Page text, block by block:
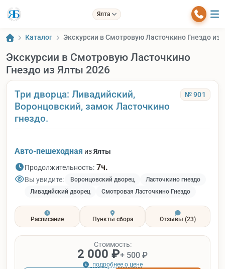
Ялта
Каталог Экскурсии в Смотровую Ласточкино Гнездо из
Экскурсии в Смотровую Ласточкино
Гнездо из Ялты 2026
Три дворца: Ливадийский,
Воронцовский, замок Ласточкино
гнездо.
№ 901
Авто-пешеходная изЯлты
Продолжительность: 7ч.
Вы увидите: Воронцовский дворец
Ласточкино гнездо
Ливадийский дворец
Смотровая Ласточкино Гнездо
Расписание Пункты сбора Отзывы (23)
Стоимость:
2 000 ₽+ 500 ₽
подробнее о цене